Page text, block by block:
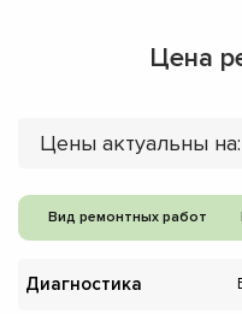
Цена
Цены актуальны на:
Вид ремонтных работ
Диагностика